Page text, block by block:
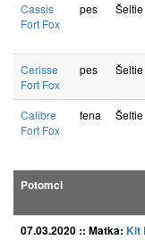
Cassis
Fort Fox
pes Šeltie
Cerisse
Fort Fox
pes Šeltie
Calibre
Fort Fox
fena Šeltie
Potomci
07.03.2020 :: Matka: Kit